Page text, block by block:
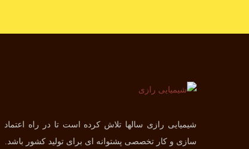
شیمیایی رازی سالها تلاش کرده است تا در راه اعتماد
سازی و کار تخصصی پشتوانه ای برای تولید کشور باشد.